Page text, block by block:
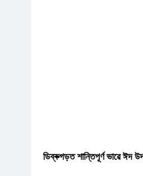
ডিব্ৰুগড়ত শান্তিপূৰ্ণ ভাৱে ঈদ